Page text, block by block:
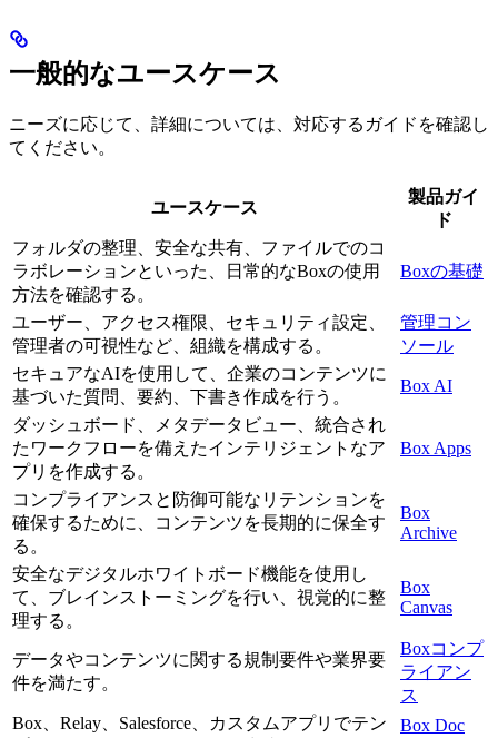
一般的なユースケース
ニーズに応じて、詳細については、対応するガイドを確認し
てください。
ユースケース
製品ガイ
ド
フォルダの整理、安全な共有、ファイルでのコ
ラボレーションといった、日常的なBoxの使用
方法を確認する。
Boxの基礎
ユーザー、アクセス権限、セキュリティ設定、
管理者の可視性など、組織を構成する。
管理コン
ソール
セキュアなAIを使用して、企業のコンテンツに
基づいた質問、要約、下書き作成を行う。
Box AI
ダッシュボード、メタデータビュー、統合され
たワークフローを備えたインテリジェントなア
プリを作成する。
Box Apps
コンプライアンスと防御可能なリテンションを
確保するために、コンテンツを長期的に保全す
る。
Box
Archive
安全なデジタルホワイトボード機能を使用し
て、ブレインストーミングを行い、視覚的に整
理する。
Box
Canvas
データやコンテンツに関する規制要件や業界要
件を満たす。
Boxコンプ
ライアン
ス
Box、Relay、Salesforce、カスタムアプリでテン
Box Doc